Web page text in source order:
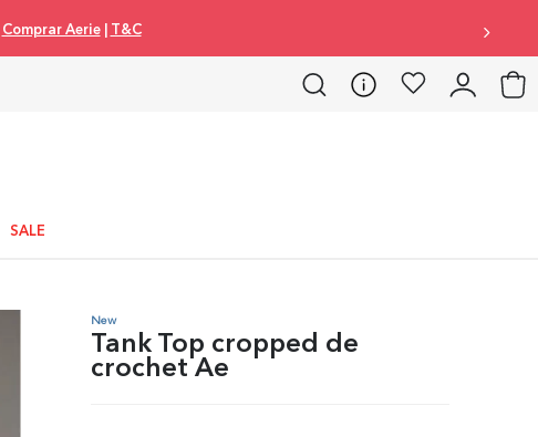
Comprar Aerie| T&C
SALE
New
Tank Top cropped de
crochet Ae